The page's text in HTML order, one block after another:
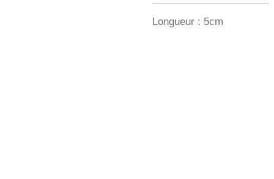
Longueur : 5cm